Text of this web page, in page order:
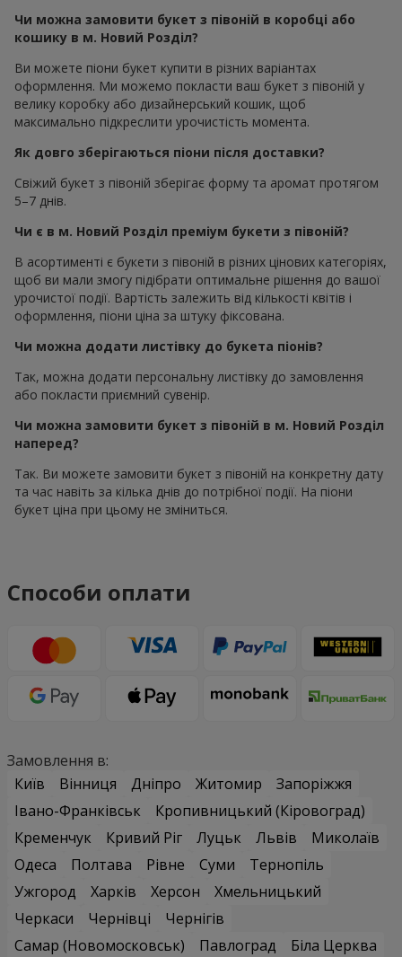
Чи можна замовити букет з півоній в коробці або
кошику в м. Новий Розділ?
Ви можете піони букет купити в різних варіантах
оформлення. Ми можемо покласти ваш букет з півоній у
велику коробку або дизайнерський кошик, щоб
максимально підкреслити урочистість момента.
Як довго зберігаються піони після доставки?
Свіжий букет з півоній зберігає форму та аромат протягом
5–7 днів.
Чи є в м. Новий Розділ преміум букети з півоній?
В асортименті є букети з півоній в різних цінових категоріях,
щоб ви мали змогу підібрати оптимальне рішення до вашої
урочистої події. Вартість залежить від кількості квітів і
оформлення, піони ціна за штуку фіксована.
Чи можна додати листівку до букета піонів?
Так, можна додати персональну листівку до замовлення
або покласти приємний сувенір.
Чи можна замовити букет з півоній в м. Новий Розділ
наперед?
Так. Ви можете замовити букет з півоній на конкретну дату
та час навіть за кілька днів до потрібної події. На піони
букет ціна при цьому не зміниться.
Способи оплати
Замовлення в:
Київ
Вінниця Дніпро Житомир
Запоріжжя
Івано-Франківськ
Кропивницький (Кіровоград)
Кременчук
Кривий Ріг Луцьк Львів
Миколаїв
Одеса
Полтава Рівне Суми
Тернопіль
Ужгород
Харків Херсон
Хмельницький
Черкаси
Чернівці
Чернігів
Самар (Новомосковськ)
Павлоград
Біла Церква